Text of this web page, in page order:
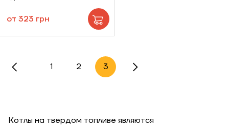
от 323 грн
1 2 3
Котлы на твердом топливе являются